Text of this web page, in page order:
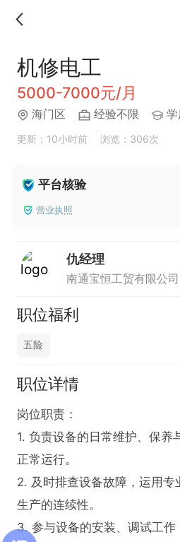
机修电工
5000-7000元/月
海门区 经验不限
更新：10小时前 浏览：306次
平台核验
营业执照
仇经理
南通宝恒工贸有限公司
职位福利
五险
职位详情
岗位职责：
1. 负责设备的日常维护、保养
正常运行。
2. 及时排查设备故障，运用
生产的连续性。
3. 参与设备的安装、调试工作